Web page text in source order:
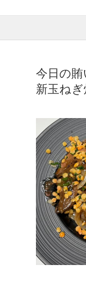
今日の
新玉ね